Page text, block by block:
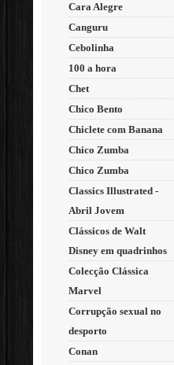
Cara Alegre
Canguru
Cebolinha
100 a hora
Chet
Chico Bento
Chiclete com Banana
Chico Zumba
Chico Zumba
Classics Illustrated -
Abril Jovem
Clássicos de Walt
Disney em quadrinhos
Colecção Clássica
Marvel
Corrupção sexual no
desporto
Conan